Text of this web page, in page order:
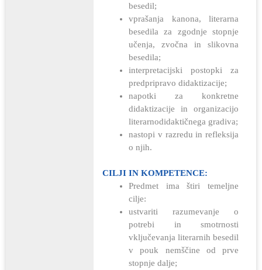
besedil;
vprašanja kanona, literarna
besedila za zgodnje stopnje
učenja, zvočna in slikovna
besedila;
interpretacijski postopki za
predpripravo didaktizacije;
napotki za konkretne
didaktizacije in organizacijo
literarnodidaktičnega gradiva;
nastopi v razredu in refleksija
o njih.
CILJI IN KOMPETENCE:
Predmet ima štiri temeljne
cilje:
ustvariti razumevanje o
potrebi in smotrnosti
vključevanja literarnih besedil
v pouk nemščine od prve
stopnje dalje;